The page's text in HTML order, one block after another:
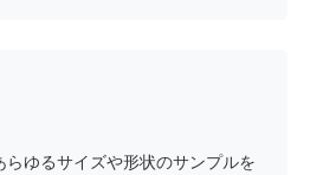
ゆるサイズや形状のサンプルを